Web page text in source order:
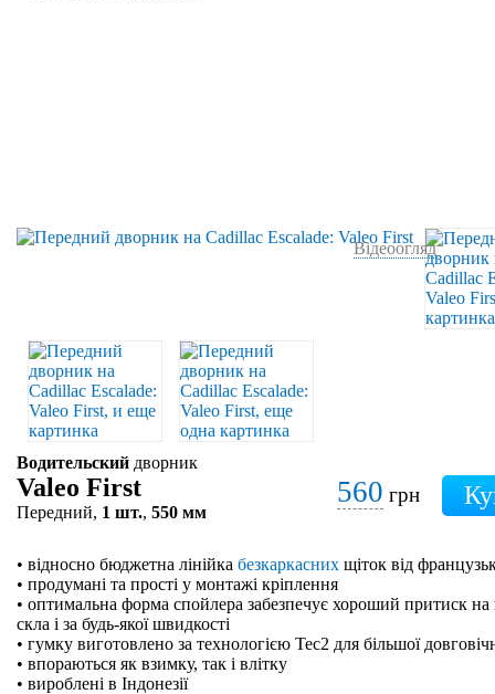
Відеоогляд
Водительский дворник
Valeo First
Передний, 1 шт., 550 мм
560 грн
• відносно бюджетна лінійка безкаркасних щіток від
• продумані та прості у монтажі кріплення
• оптимальна форма спойлера забезпечує хороший притиск на
скла і за будь-якої швидкості
• гумку виготовлено за технологією Tec2 для більшої
• впораються як взимку, так і влітку
• вироблені в Індонезії